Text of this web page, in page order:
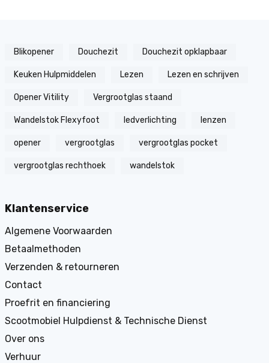
Blikopener Douchezit Douchezit opklapbaar
Keuken Hulpmiddelen Lezen Lezen en schrijven
Opener Vitility Vergrootglas staand
Wandelstok Flexyfoot ledverlichting lenzen
opener vergrootglas vergrootglas pocket
vergrootglas rechthoek wandelstok
Klantenservice
Algemene Voorwaarden
Betaalmethoden
Verzenden & retourneren
Contact
Proefrit en financiering
Scootmobiel Hulpdienst & Technische Dienst
Over ons
Verhuur